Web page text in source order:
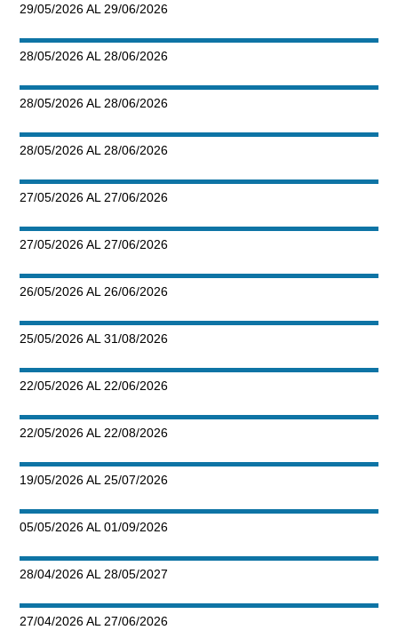
29/05/2026 AL 29/06/2026
28/05/2026 AL 28/06/2026
28/05/2026 AL 28/06/2026
28/05/2026 AL 28/06/2026
27/05/2026 AL 27/06/2026
27/05/2026 AL 27/06/2026
26/05/2026 AL 26/06/2026
25/05/2026 AL 31/08/2026
22/05/2026 AL 22/06/2026
22/05/2026 AL 22/08/2026
19/05/2026 AL 25/07/2026
05/05/2026 AL 01/09/2026
28/04/2026 AL 28/05/2027
27/04/2026 AL 27/06/2026